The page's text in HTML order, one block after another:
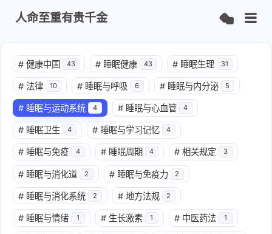
人命至重有贵千金
# 健康中国 43 # 睡眠健康 43 # 睡眠生理 31
# 法律 10 # 睡眠与呼吸 6 # 睡眠与内分泌 5
# 睡眠与运动系统 4 # 睡眠与心血管 4
# 睡眠卫生 4 # 睡眠与学习记忆 4
# 睡眠与免疫 4 # 睡眠周期 4 # 相关规定 3
# 睡眠与消化道 2 # 睡眠与免疫力 2
# 睡眠与消化系统 2 # 地方法规 2
# 睡眠与情绪 1 # 生长激素 1 # 中医药法 1